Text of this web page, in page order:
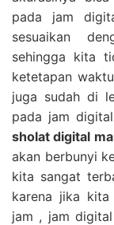
pada jam
sesuaikan
sehingga kita
ketetapan
juga sudah di
pada jam
sholat digital
akan berbunyi
kita sangat
karena jika
jam , jam